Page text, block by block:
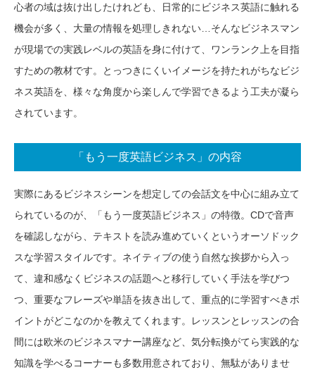
心者の域は抜け出したけれども、日常的にビジネス英語に触れる
機会が多く、大量の情報を処理しきれない…そんなビジネスマン
が現場での実践レベルの英語を身に付けて、ワンランク上を目指
すための教材です。とっつきにくいイメージを持たれがちなビジ
ネス英語を、様々な角度から楽しんで学習できるよう工夫が凝ら
されています。
「もう一度英語ビジネス」の内容
実際にあるビジネスシーンを想定しての会話文を中心に組み立て
られているのが、「もう一度英語ビジネス」の特徴。CDで音声
を確認しながら、テキストを読み進めていくというオーソドック
スな学習スタイルです。ネイティブの使う自然な挨拶から入っ
て、違和感なくビジネスの話題へと移行していく手法を学びつ
つ、重要なフレーズや単語を抜き出して、重点的に学習すべきポ
イントがどこなのかを教えてくれます。レッスンとレッスンの合
間には欧米のビジネスマナー講座など、気分転換がてら実践的な
知識を学べるコーナーも多数用意されており、無駄がありませ